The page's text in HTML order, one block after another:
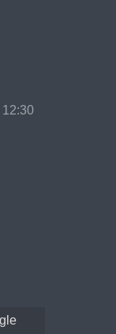
12:30